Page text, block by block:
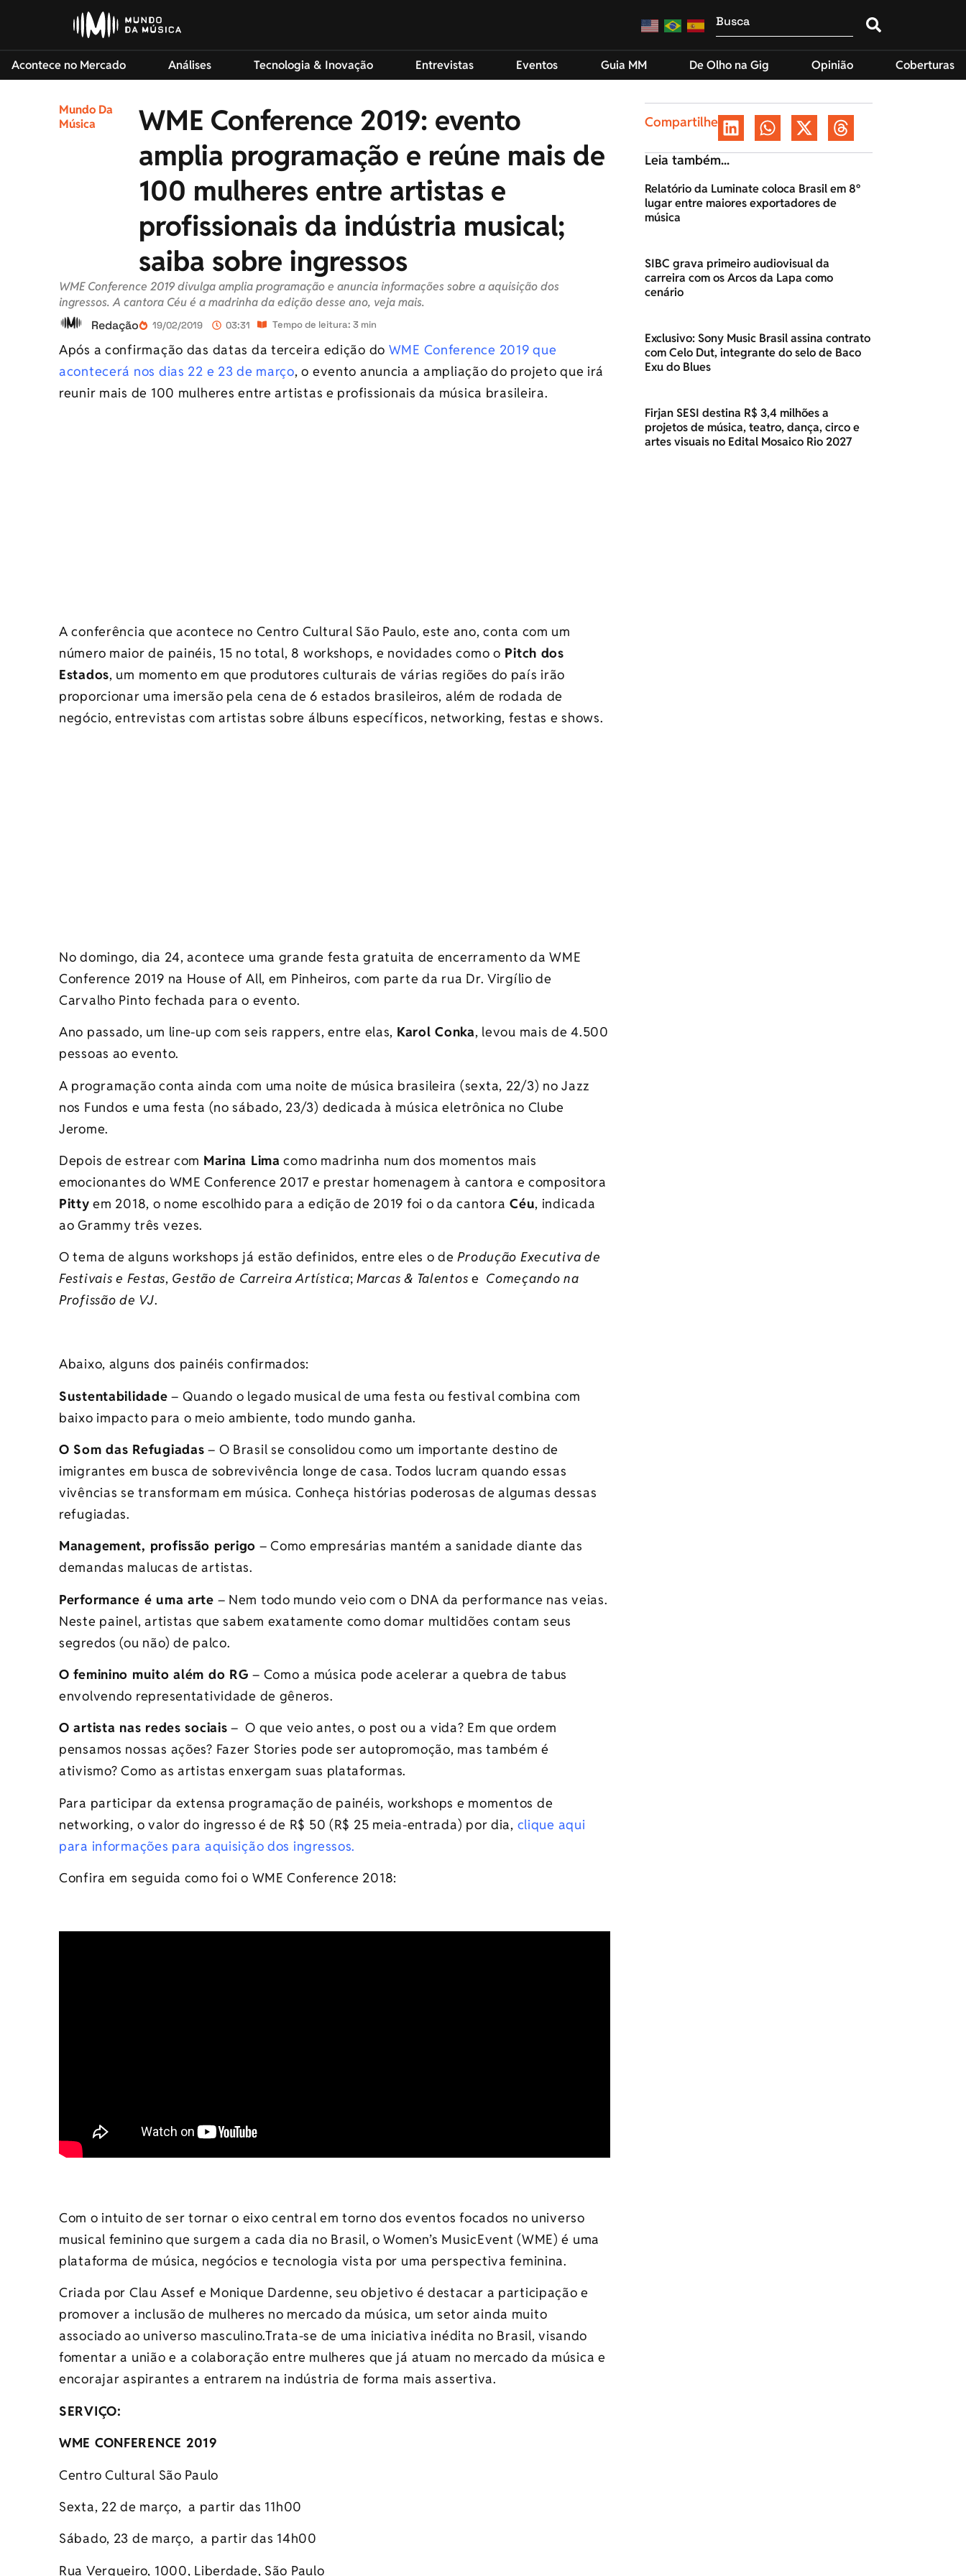
Acontece no Mercado Análises Tecnologia & Inovação Entrevistas Eventos Guia MM De Olho na Gig Opinião Coberturas
Mundo Da
Música
WME Conference 2019: evento
amplia programação e reúne mais de
100 mulheres entre artistas e
profissionais da indústria musical;
saiba sobre ingressos
WME Conference 2019 divulga amplia programação e anuncia informações sobre a aquisição dos
ingressos. A cantora Céu é a madrinha da edição desse ano, veja mais.
Redação
19/02/2019 03:31 Tempo de leitura: 3 min
Após a confirmação das datas da terceira edição do WME Conference 2019 que
acontecerá nos dias 22 e 23 de março, o evento anuncia a ampliação do projeto que irá
reunir mais de 100 mulheres entre artistas e profissionais da música brasileira.
A conferência que acontece no Centro Cultural São Paulo, este ano, conta com um
número maior de painéis, 15 no total, 8 workshops, e novidades como o Pitch dos
Estados, um momento em que produtores culturais de várias regiões do país irão
proporcionar uma imersão pela cena de 6 estados brasileiros, além de rodada de
negócio, entrevistas com artistas sobre álbuns específicos, networking, festas e shows.
No domingo, dia 24, acontece uma grande festa gratuita de encerramento da WME
Conference 2019 na House of All, em Pinheiros, com parte da rua Dr. Virgílio de
Carvalho Pinto fechada para o evento.
Ano passado, um line-up com seis rappers, entre elas, Karol Conka, levou mais de 4.500
pessoas ao evento.
A programação conta ainda com uma noite de música brasileira (sexta, 22/3) no Jazz
nos Fundos e uma festa (no sábado, 23/3) dedicada à música eletrônica no Clube
Jerome.
Depois de estrear com Marina Lima como madrinha num dos momentos mais
emocionantes do WME Conference 2017 e prestar homenagem à cantora e compositora
Pitty em 2018, o nome escolhido para a edição de 2019 foi o da cantora Céu, indicada
ao Grammy três vezes.
O tema de alguns workshops já estão definidos, entre eles o deProdução Executiva de
Festivais e Festas, Gestão de Carreira Artística;Marcas & Talentos e Começando na
Profissão de VJ.
Abaixo, alguns dos painéis confirmados:
Sustentabilidade – Quando o legado musical de uma festa ou festival combina com
baixo impacto para o meio ambiente, todo mundo ganha.
O Som das Refugiadas – O Brasil se consolidou como um importante destino de
imigrantes em busca de sobrevivência longe de casa. Todos lucram quando essas
vivências se transformam em música. Conheça histórias poderosas de algumas dessas
refugiadas.
Management, profissão perigo – Como empresárias mantém a sanidade diante das
demandas malucas de artistas.
Performance é uma arte – Nem todo mundo veio com o DNA da performance nas veias.
Neste painel, artistas que sabem exatamente como domar multidões contam seus
segredos (ou não) de palco.
O feminino muito além do RG – Como a música pode acelerar a quebra de tabus
envolvendo representatividade de gêneros.
O artista nas redes sociais – O que veio antes, o post ou a vida? Em que ordem
pensamos nossas ações? Fazer Stories pode ser autopromoção, mas também é
ativismo? Como as artistas enxergam suas plataformas.
Para participar da extensa programação de painéis, workshops e momentos de
networking, o valor do ingresso é de R$ 50 (R$ 25 meia-entrada) por dia, clique aqui
para informações para aquisição dos ingressos.
Confira em seguida como foi o WME Conference 2018:
Com o intuito de ser tornar o eixo central em torno dos eventos focados no universo
musical feminino que surgem a cada dia no Brasil, o Women’s MusicEvent (WME) é uma
plataforma de música, negócios e tecnologia vista por uma perspectiva feminina.
Criada por Clau Assef e Monique Dardenne, seu objetivo é destacar a participação e
promover a inclusão de mulheres no mercado da música, um setor ainda muito
associado ao universo masculino.Trata-se de uma iniciativa inédita no Brasil, visando
fomentar a união e a colaboração entre mulheres que já atuam no mercado da música e
encorajar aspirantes a entrarem na indústria de forma mais assertiva.
SERVIÇO:
WME CONFERENCE 2019
Centro Cultural São Paulo
Sexta, 22 de março, a partir das 11h00
Sábado, 23 de março, a partir das 14h00
Rua Vergueiro, 1000, Liberdade, São Paulo
Compartilhe
Leia também...
Relatório da Luminate coloca Brasil em 8º
lugar entre maiores exportadores de
música
SIBC grava primeiro audiovisual da
carreira com os Arcos da Lapa como
cenário
Exclusivo: Sony Music Brasil assina contrato
com Celo Dut, integrante do selo de Baco
Exu do Blues
Firjan SESI destina R$ 3,4 milhões a
projetos de música, teatro, dança, circo e
artes visuais no Edital Mosaico Rio 2027